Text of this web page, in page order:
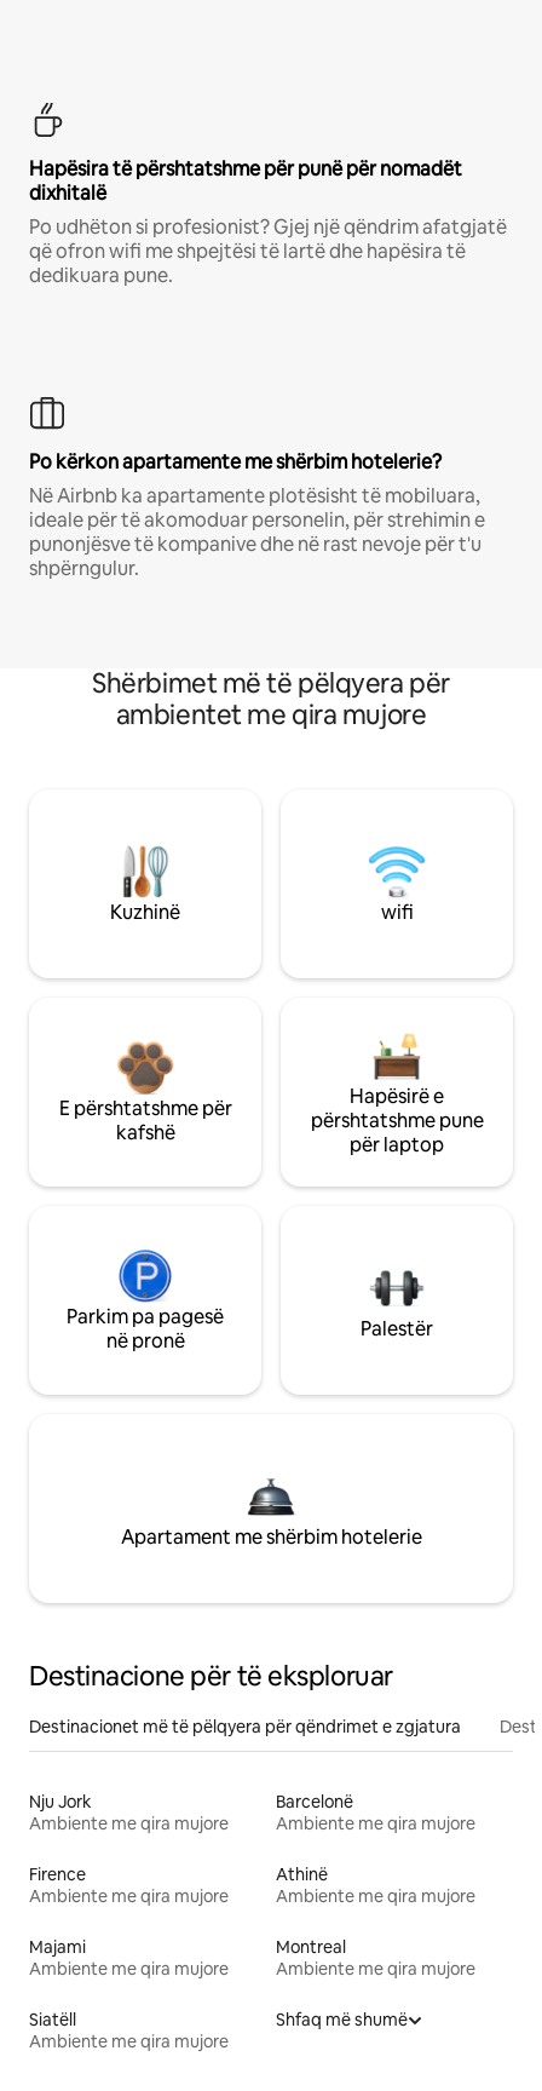
Hapësira të përshtatshme për punë për nomadët
dixhitalë
Po udhëton si profesionist? Gjej një qëndrim afatgjatë
që ofron wifi me shpejtësi të lartë dhe hapësira të
dedikuara pune.
Po kërkon apartamente me shërbim hotelerie?
Në Airbnb ka apartamente plotësisht të mobiluara,
ideale për të akomoduar personelin, për strehimin e
punonjësve të kompanive dhe në rast nevoje për t'u
shpërngulur.
Shërbimet më të pëlqyera për
ambientet me qira mujore
Kuzhinë wifi
E përshtatshme për
kafshë
Hapësirë e
përshtatshme pune
për laptop
Parkim pa pagesë
në pronë
Palestër
Apartament me shërbim hotelerie
Destinacione për të eksploruar
Destinacionet më të pëlqyera për qëndrimet e zgjatura
Nju Jork
Ambiente me qira mujore
Barcelonë
Ambiente me qira mujore
Firence
Ambiente me qira mujore
Athinë
Ambiente me qira mujore
Majami
Ambiente me qira mujore
Montreal
Ambiente me qira mujore
Siatëll
Ambiente me qira mujore
Shfaq më shumë